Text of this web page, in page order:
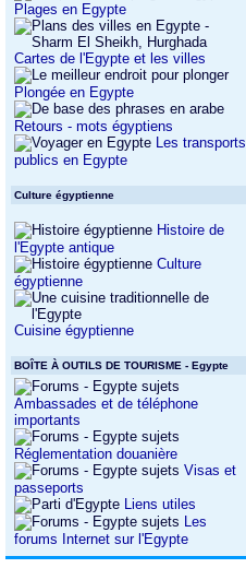
Plages en Egypte
Cartes de l'Egypte et les villes
Plongée en Egypte
Retours - mots égyptiens
Les transports
publics en Egypte
Culture égyptienne
Histoire de
l'Egypte antique
Culture
égyptienne
Cuisine égyptienne
BOÎTE À OUTILS DE TOURISME - Egypte
Ambassades et de téléphone
importants
Réglementation douanière
Visas et
passeports
Liens utiles
Les
forums Internet sur l'Egypte